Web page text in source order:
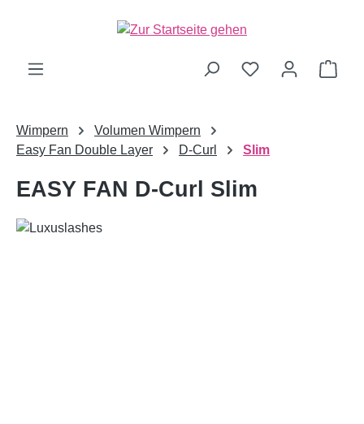
Wimpern
Volumen Wimpern
Easy Fan Double Layer
D-Curl Slim
EASY FAN D-Curl Slim